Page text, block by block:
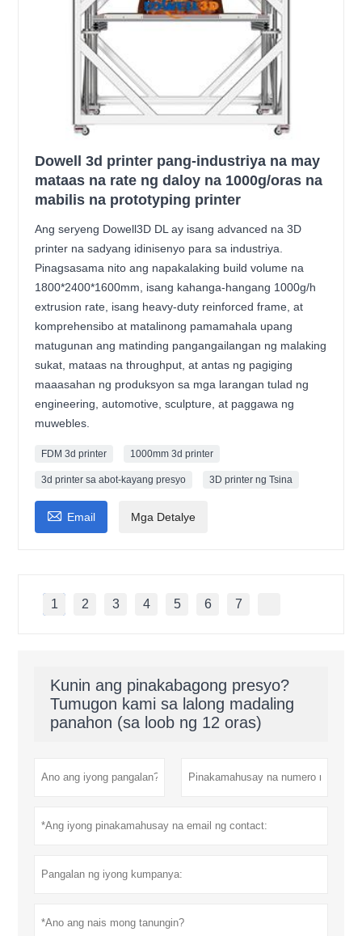
Dowell 3d printer pang-industriya na may
mataas na rate ng daloy na 1000g/oras na
mabilis na prototyping printer
Ang seryeng Dowell3D DL ay isang advanced na 3D
printer na sadyang idinisenyo para sa industriya.
Pinagsasama nito ang napakalaking build volume na
1800*2400*1600mm, isang kahanga-hangang 1000g/h
extrusion rate, isang heavy-duty reinforced frame, at
komprehensibo at matalinong pamamahala upang
matugunan ang matinding pangangailangan ng malaking
sukat, mataas na throughput, at antas ng pagiging
maaasahan ng produksyon sa mga larangan tulad ng
engineering, automotive, sculpture, at paggawa ng
muwebles.
FDM 3d printer 1000mm 3d printer
3d printer sa abot-kayang presyo 3D printer ng Tsina
 Email Mga Detalye
1 2 3 4 5 6 7
Kunin ang pinakabagong presyo?
Tumugon kami sa lalong madaling
panahon (sa loob ng 12 oras)